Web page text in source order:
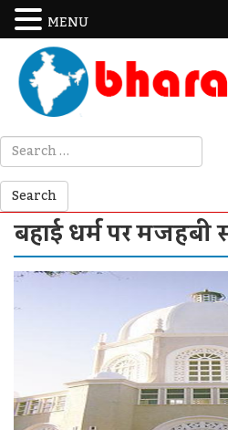
बहाई धर्म पर मजहबी
MENU